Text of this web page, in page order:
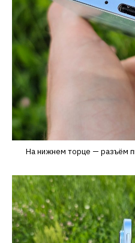
На нижнем торце — разъём